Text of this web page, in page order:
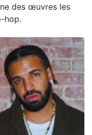
des œuvres les
hop.